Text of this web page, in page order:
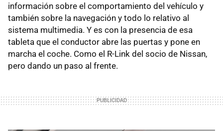
información sobre el comportamiento del vehículo y
también sobre la navegación y todo lo relativo al
sistema multimedia. Y es con la presencia de esa
tableta que el conductor abre las puertas y pone en
marcha el coche. Como el R-Link del socio de Nissan,
pero dando un paso al frente.